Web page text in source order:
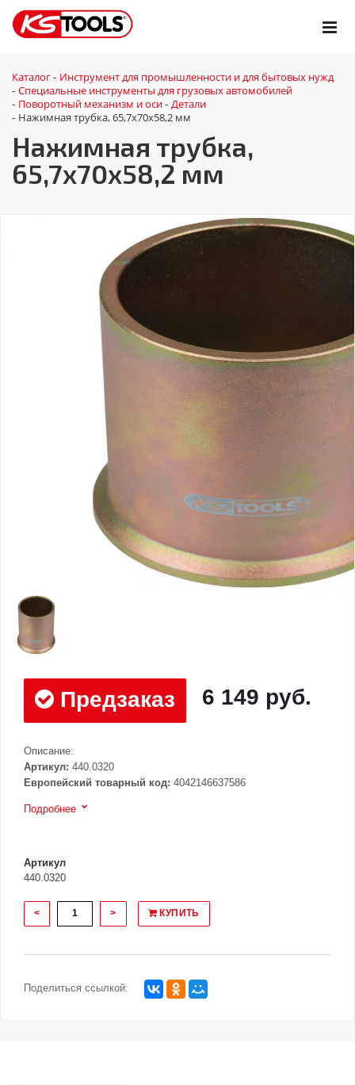
Каталог - Инструмент для промышленности и для бытовых нужд
- Специальные инструменты для грузовых автомобилей
- Поворотный механизм и оси - Детали
- Нажимная трубка, 65,7x70x58,2 мм
Нажимная трубка,
65,7x70x58,2 мм
Предзаказ 6 149 руб.
Описание:
Артикул: 440.0320
Европейский товарный код: 4042146637586
Подробнее
Артикул
440.0320
< > КУПИТЬ
Поделиться ссылкой: